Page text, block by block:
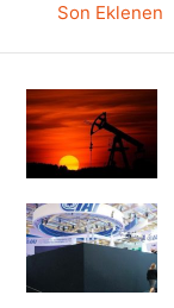
Son Eklenen